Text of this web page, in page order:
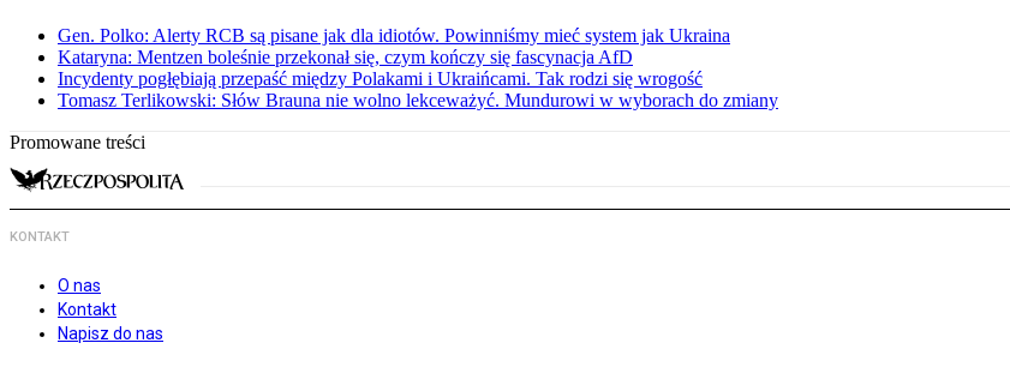
Gen. Polko: Alerty RCB są pisane jak dla idiotów. Powinniśmy mieć system jak Ukraina
Kataryna: Mentzen boleśnie przekonał się, czym kończy się fascynacja AfD
Incydenty pogłębiają przepaść między Polakami i Ukraińcami. Tak rodzi się wrogość
Tomasz Terlikowski: Słów Brauna nie wolno lekceważyć. Mundurowi w wyborach do zmiany
Promowane treści
KONTAKT
O nas
Kontakt
Napisz do nas